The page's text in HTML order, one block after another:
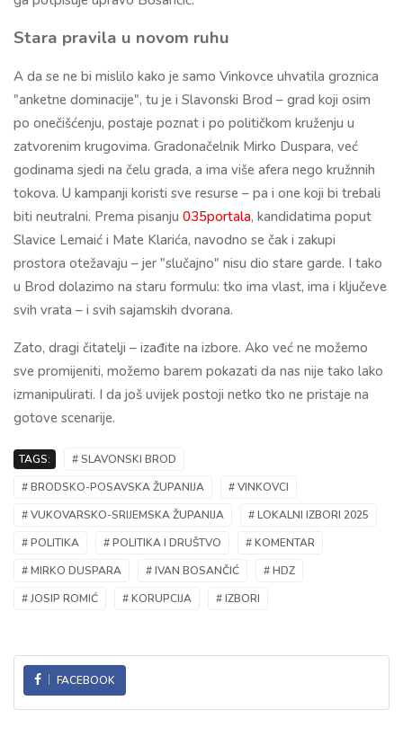
Stara pravila u novom ruhu
A da se ne bi mislilo kako je samo Vinkovce uhvatila groznica
"anketne dominacije", tu je i Slavonski Brod – grad koji osim
po onečišćenju, postaje poznat i po političkom kruženju u
zatvorenim krugovima. Gradonačelnik Mirko Duspara, već
godinama sjedi na čelu grada, a ima više afera nego kružnnih
tokova. U kampanji koristi sve resurse – pa i one koji bi trebali
biti neutralni. Prema pisanju 035portala, kandidatima poput
Slavice Lemaić i Mate Klarića, navodno se čak i zakupi
prostora otežavaju – jer "slučajno" nisu dio stare garde. I tako
u Brod dolazimo na staru formulu: tko ima vlast, ima i ključeve
svih vrata – i svih sajamskih dvorana.
Zato, dragi čitatelji – izađite na izbore. Ako već ne možemo
sve promijeniti, možemo barem pokazati da nas nije tako lako
izmanipulirati. I da još uvijek postoji netko tko ne pristaje na
gotove scenarije.
TAGS:
# SLAVONSKI BROD
# BRODSKO-POSAVSKA ŽUPANIJA
# VINKOVCI
# VUKOVARSKO-SRIJEMSKA ŽUPANIJA
# LOKALNI IZBORI 2025
# POLITIKA
# POLITIKA I DRUŠTVO
# KOMENTAR
# MIRKO DUSPARA
# IVAN BOSANČIĆ
# HDZ
# JOSIP ROMIĆ
# KORUPCIJA # IZBORI
FACEBOOK